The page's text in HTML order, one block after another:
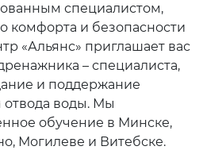
специалистом,
комфорта и безопасности
«Альянс» приглашает вас
– специалиста,
и поддержание
воды. Мы
обучение в Минске,
Могилеве и Витебске.